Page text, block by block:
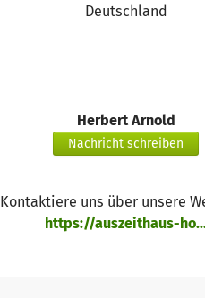
Deutschland
Herbert Arnold
Nachricht schreiben
Kontaktiere uns über unsere
https://auszeithaus-